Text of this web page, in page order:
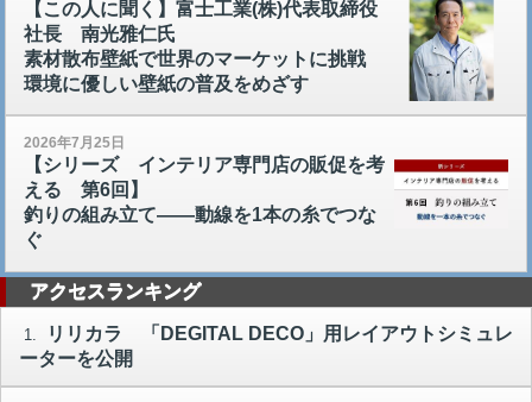
【この人に聞く】富士工業(株)代表取締役
社長 南光雅仁氏
素材散布壁紙で世界のマーケットに挑戦
環境に優しい壁紙の普及をめざす
2026年7月25日
【シリーズ インテリア専門店の販促を考
える 第6回】
釣りの組み立て――動線を1本の糸でつな
ぐ
アクセスランキング
1.
リリカラ 「DEGITAL DECO」用レイアウトシミュレ
ーターを公開